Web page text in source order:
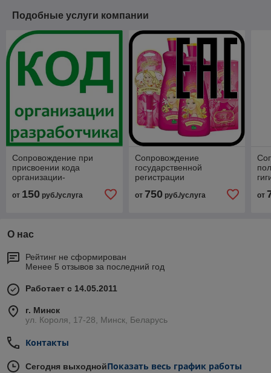
Подобные услуги компании
Сопровождение при
присвоении кода
организации-
от 150 руб./услуга
Сопровождение
государственной
регистрации
косметической продукции
в соответствии с ТР ТС
от 750руб./услуга от
О нас
Рейтинг не сформирован
Менее 5 отзывов за последний год
Работает с 14.05.2011
г. Минск
ул. Короля, 17-28, Минск, Беларусь
Контакты
Сегодня выходнойПоказать весь график работы